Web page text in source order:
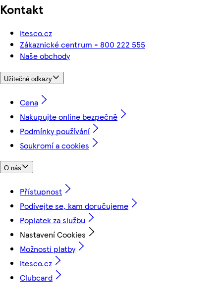
Kontakt
itesco.cz
Zákaznické centrum - 800 222 555
Naše obchody
Užitečné odkazy
Cena
Nakupujte online bezpečně
Podmínky používání
Soukromí a cookies
O nás
Přístupnost
Podívejte se, kam doručujeme
Poplatek za službu
Nastavení Cookies
Možnosti platby
itesco.cz
Clubcard